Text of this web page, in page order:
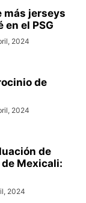
más jerseys
en el PSG
2024
de
2024
de
Mexicali:
2024